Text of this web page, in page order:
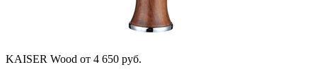
KAISER Wood от 4 650 руб.